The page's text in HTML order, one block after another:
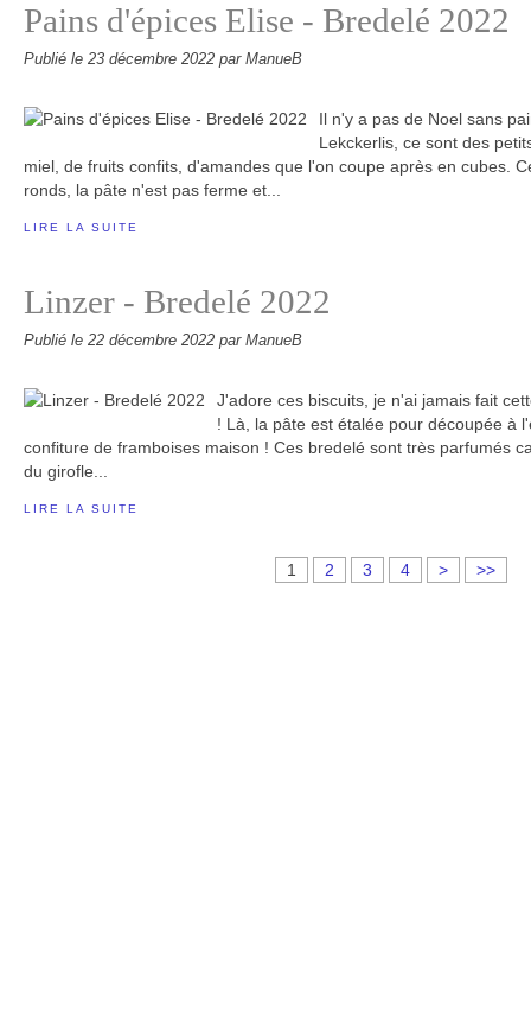
Pains d'épices Elise - Bredelé 2022
Publié le 23 décembre 2022 par ManueB
Il n'y a pas de Noel sans
Lekckerlis, ce sont des
miel, de fruits confits, d'amandes que l'on coupe après en cubes.
ronds, la pâte n'est pas ferme et...
LIRE LA SUITE
Linzer - Bredelé 2022
Publié le 22 décembre 2022 par ManueB
J'adore ces biscuits, je n'ai jamais fait
! Là, la pâte est étalée pour découpée à
confiture de framboises maison ! Ces bredelé sont très parfumés
du girofle...
LIRE LA SUITE
1 2 3 4 > >>